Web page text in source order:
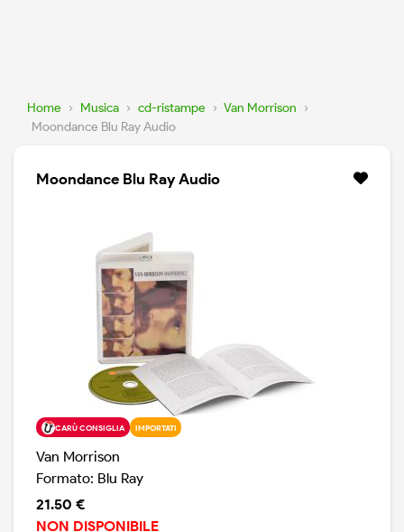
Home › Musica › cd-ristampe › Van Morrison ›
Moondance Blu Ray Audio
Moondance Blu Ray Audio
CARÙ CONSIGLIA IMPORTATI
Van Morrison
Formato: Blu Ray
21.50 €
NON DISPONIBILE